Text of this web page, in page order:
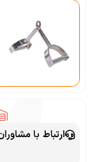
ارتباط با